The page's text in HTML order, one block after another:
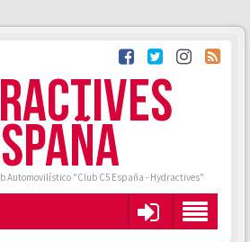
Automovilístico "Club C5 España - Hydractives"